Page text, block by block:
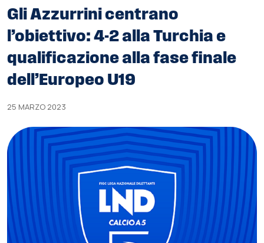
Gli Azzurrini centrano
l’obiettivo: 4-2 alla Turchia e
qualificazione alla fase finale
dell’Europeo U19
25 MARZO 2023